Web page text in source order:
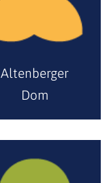
Altenberger
Dom